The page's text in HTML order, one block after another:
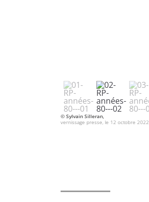
© Sylvain Silleran,
vernissage presse, le 12 octobre 2022.